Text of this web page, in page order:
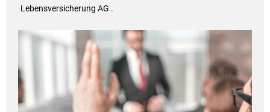
Lebensversicherung AG .